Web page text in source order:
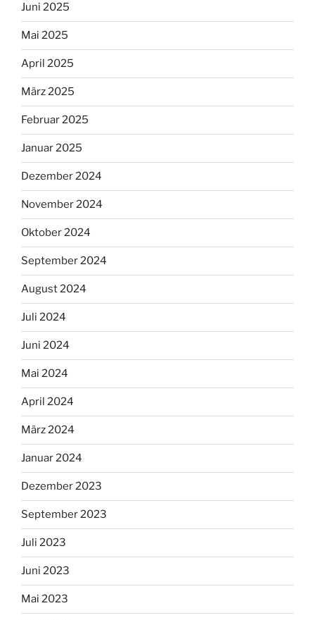
Juni 2025
Mai 2025
April 2025
März 2025
Februar 2025
Januar 2025
Dezember 2024
November 2024
Oktober 2024
September 2024
August 2024
Juli 2024
Juni 2024
Mai 2024
April 2024
März 2024
Januar 2024
Dezember 2023
September 2023
Juli 2023
Juni 2023
Mai 2023